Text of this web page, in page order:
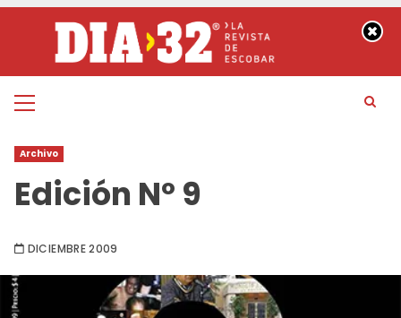
contenido
Menú
Archivo
Edición Nº 9
DICIEMBRE 2009